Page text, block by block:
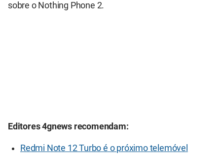
sobre o Nothing Phone 2.
Editores 4gnews recomendam:
Redmi Note 12 Turbo é o próximo telemóvel